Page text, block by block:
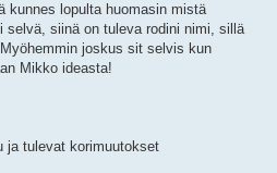
kunnes lopulta huomasin mistä
selvä, siinä on tuleva rodini nimi, sillä
joskus sit selvis kun
Mikko ideasta!
ja tulevat korimuutokset